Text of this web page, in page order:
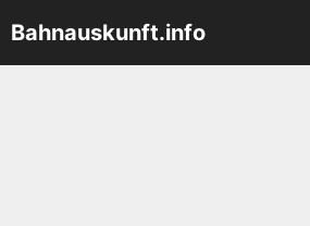
Inhalt
springen
Bahnauskunft.info